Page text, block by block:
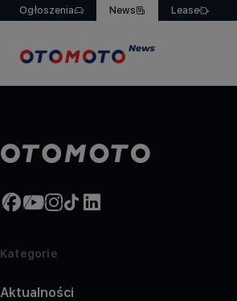
Ogłoszenia News Lease
Kategorie
Aktualności